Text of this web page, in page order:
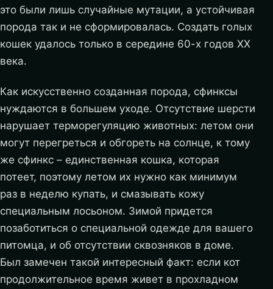
это были лишь случайные мутации, а устойчивая
порода так и не сформировалась. Создать голых
кошек удалось только в середине 60-х годов ХХ
века.
Как искусственно созданная порода, сфинксы
нуждаются в большем уходе. Отсутствие шерсти
нарушает терморегуляцию животных: летом они
могут перегреться и обгореть на солнце, к тому
же сфинкс – единственная кошка, которая
потеет, поэтому летом их нужно как минимум
раз в неделю купать, и смазывать кожу
специальным лосьоном. Зимой придется
позаботиться о специальной одежде для вашего
питомца, и об отсутствии сквозняков в доме.
Был замечен такой интересный факт: если кот
продолжительное время живет в прохладном